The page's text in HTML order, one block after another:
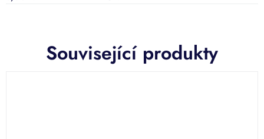
Související produkty